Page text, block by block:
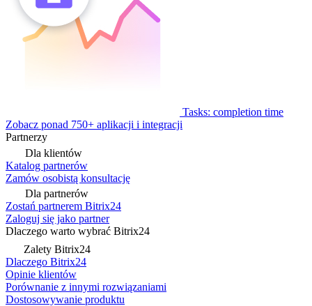
Tasks: completion time
Zobacz ponad 750+ aplikacji i integracji
Partnerzy
Dla klientów
Katalog partnerów
Zamów osobistą konsultację
Dla partnerów
Zostań partnerem Bitrix24
Zaloguj się jako partner
Dlaczego warto wybrać Bitrix24
Zalety Bitrix24
Dlaczego Bitrix24
Opinie klientów
Porównanie z innymi rozwiązaniami
Dostosowywanie produktu